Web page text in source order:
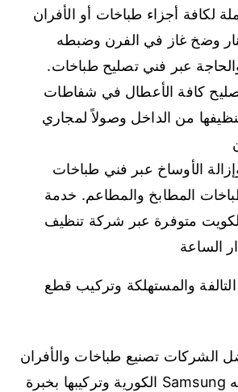
لكافة أجزاء طباخات أو الأفران
وضخ غاز في الفرن وضبطه
عبر فني تصليح طباخات.
كافة الأعطال في شفاطات
من الداخل وصولاً لمجاري
الأوساخ عبر فني طباخات
المطابخ والمطاعم. خدمة
متوفرة عبر شركة تنظيف
الساعة
والمستهلكة وتركيب قطع
الشركات تصنيع طباخات والأفران
كشركه LG و شركه Samsung الكورية وتركيبها بخبرة